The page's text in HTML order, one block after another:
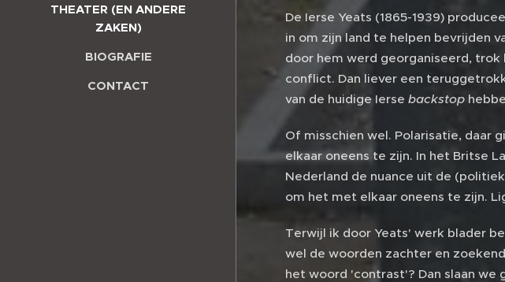
THEATER (EN ANDERE
ZAKEN)
BIOGRAFIE
CONTACT
De Ierse Yeats (1865-1939)
in om zijn land te helpen bevrijden
door hem werd georganiseerd,
conflict. Dan liever een
van de huidige Ierse backstop
Of misschien wel. Polarisatie, daar
elkaar oneens te zijn. In het Britse
Nederland de nuance uit de
om het met elkaar oneens te zijn.
Terwijl ik door Yeats' werk blader
wel de woorden zachter en
het woord 'contrast'? Dan slaan we